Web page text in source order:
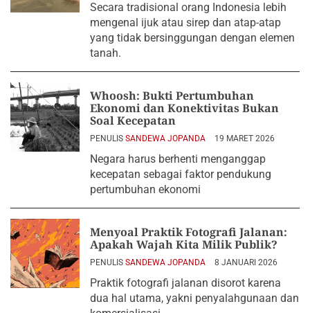
Secara tradisional orang Indonesia lebih
mengenal ijuk atau sirep dan atap-atap
yang tidak bersinggungan dengan elemen
tanah.
Whoosh: Bukti Pertumbuhan
Ekonomi dan Konektivitas Bukan
Soal Kecepatan
PENULIS SANDEWA JOPANDA 19 MARET 2026
Negara harus berhenti menganggap
kecepatan sebagai faktor pendukung
pertumbuhan ekonomi
Menyoal Praktik Fotografi Jalanan:
Apakah Wajah Kita Milik Publik?
PENULIS SANDEWA JOPANDA 8 JANUARI 2026
Praktik fotografi jalanan disorot karena
dua hal utama, yakni penyalahgunaan dan